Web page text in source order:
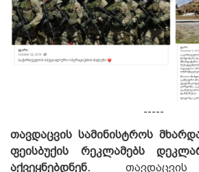
-----
თავდაცვის სამინისტროს
ფეისბუქის რეკლამებს
აქვეყნებდნენ. თავდაცვის